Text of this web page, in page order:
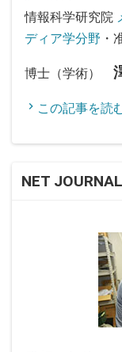
情報科学研究院
ディア学分野 ・
博士（学術）
この記事を読
NET